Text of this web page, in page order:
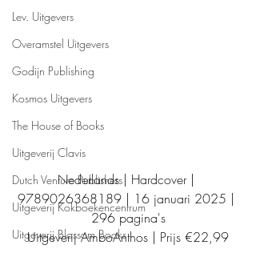
Lev. Uitgevers
Overamstel Uitgevers
Godijn Publishing
Kosmos Uitgevers
The House of Books
Uitgeverij Clavis
Dutch Venture Publishers
Uitgeverij Kokboekencentrum
Uitgeverij Blossom Books
Nederlands | Hardcover |
9789026368189 | 16 januari 2025 |
296 pagina's
Uitgeverij AmboAnthos | Prijs €22,99